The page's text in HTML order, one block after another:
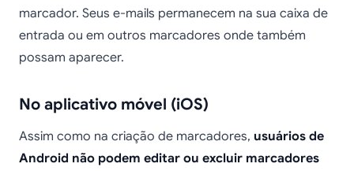
marcador. Seus e-mails permanecem na sua caixa de
entrada ou em outros marcadores onde também
possam aparecer.
No aplicativo móvel (iOS)
Assim como na criação de marcadores, usuários de
Android não podem editar ou excluir marcadores